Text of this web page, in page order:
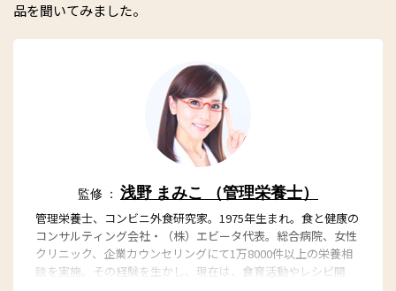
品を聞いてみました。
監修 ： 浅野 まみこ （管理栄養士）
管理栄養士、コンビニ外食研究家。1975年生まれ。食と健康の
コンサルティング会社・（株）エビータ代表。総合病院、女性
クリニック、企業カウンセリングにて1万8000件以上の栄養相
談を実施。その経験を生かし、現在は、食育活動やレシピ開